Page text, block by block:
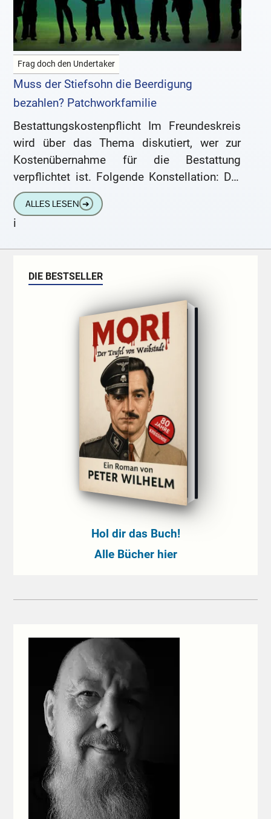
Frag doch den Undertaker
Muss der Stiefsohn die Beerdigung
bezahlen? Patchworkfamilie
Bestattungskostenpflicht Im Freundeskreis
wird über das Thema diskutiert, wer zur
Kostenübernahme für die Bestattung
verpflichtet ist. Folgende Konstellation: Der
Verstorbene war mit Frau X verheiratet,
welche einen Sohn mit in
ALLES LESEN ➔
i
DIE BESTSELLER
Hol dir das Buch!
Alle Bücher hier